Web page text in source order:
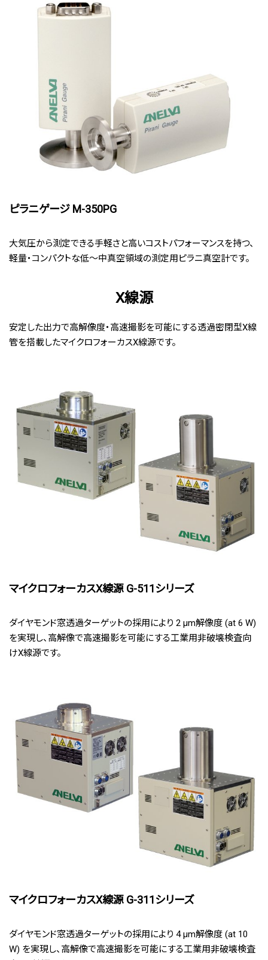
ピラニゲージ M-350PG
大気圧から測定できる手軽さと高いコストパフォーマンスを持つ、
軽量・コンパクトな低～中真空領域の測定用ピラニ真空計です。
X線源
安定した出力で高解像度・高速撮影を可能にする透過密閉型X線
管を搭載したマイクロフォーカスX線源です。
マイクロフォーカスX線源 G-511シリーズ
ダイヤモンド窓透過ターゲットの採用により 2 μm解像度 (at 6 W)
を実現し、高解像で高速撮影を可能にする工業用非破壊検査向
けX線源です。
マイクロフォーカスX線源 G-311シリーズ
ダイヤモンド窓透過ターゲットの採用により 4 μm解像度 (at 10
W) を実現し、高解像で高速撮影を可能にする工業用非破壊検査